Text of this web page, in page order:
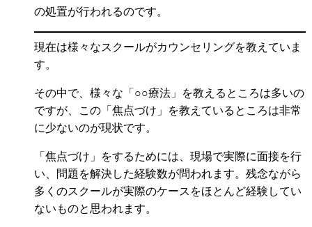
の処置が行われるのです。
現在は様々なスクールがカウンセリングを教えていま
す。
その中で、様々な「○○療法」を教えるところは多いの
ですが、この「焦点づけ」を教えているところは非常
に少ないのが現状です。
「焦点づけ」をするためには、現場で実際に面接を行
い、問題を解決した経験数が問われます。残念ながら
多くのスクールが実際のケースをほとんど経験してい
ないものと思われます。